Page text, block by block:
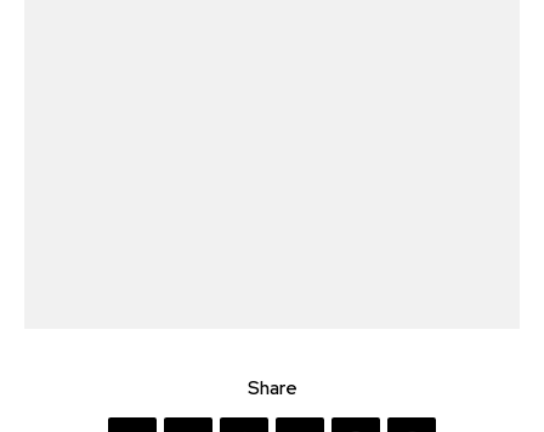
Share